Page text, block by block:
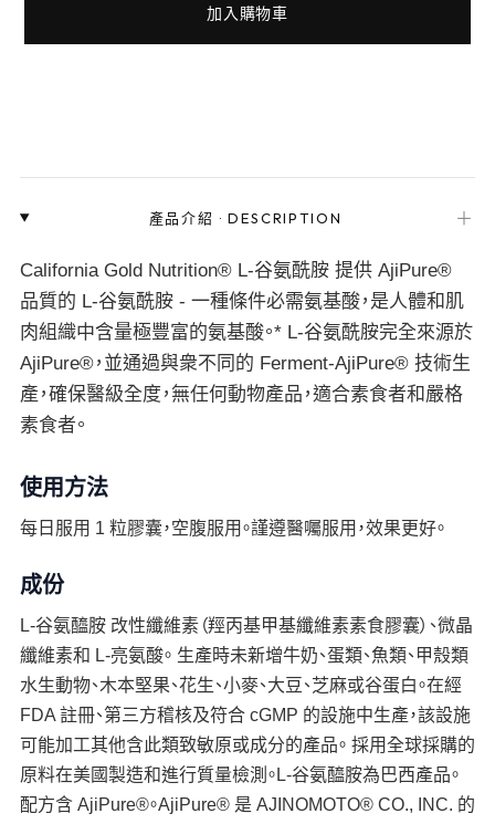
加入購物車
產品介紹 ·DESCRIPTION ＋
California Gold Nutrition® L-谷氨酰胺 提供 AjiPure®
品質的 L-谷氨酰胺 - 一種條件必需氨基酸，是人體和肌
肉組織中含量極豐富的氨基酸。* L-谷氨酰胺完全來源於
AjiPure®，並通過與衆不同的 Ferment-AjiPure® 技術生
產，確保醫級全度，無任何動物產品，適合素食者和嚴格
素食者。
使用方法
每日服用 1 粒膠囊，空腹服用。謹遵醫囑服用，效果更好。
成份
L-谷氨醯胺 改性纖維素（羥丙基甲基纖維素素食膠囊）、微晶
纖維素和 L-亮氨酸。 生產時未新增牛奶、蛋類、魚類、甲殼類
水生動物、木本堅果、花生、小麥、大豆、芝麻或谷蛋白。在經
FDA 註冊、第三方稽核及符合 cGMP 的設施中生產，該設施
可能加工其他含此類致敏原或成分的產品。 採用全球採購的
原料在美國製造和進行質量檢測。L-谷氨醯胺為巴西產品。
配方含 AjiPure®。AjiPure® 是 AJINOMOTO® CO., INC. 的